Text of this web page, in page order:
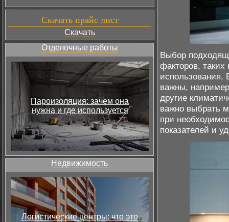
Скачать прайс лист
Скачать
Отделочные работы
Пароизоляция: зачем она
нужна и где используется
Недвижимость
Логистические центры: что это
Выбор
факторов, таких
использования.
важны,
другие
важно выбрать
при
показателей и